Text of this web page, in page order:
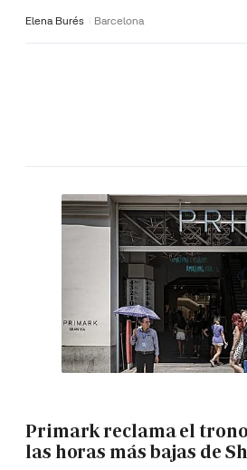
Elena Burés Barcelona
Primark reclama el
las horas más bajas de